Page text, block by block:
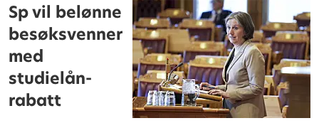
Sp vil belønne
besøksvenner
med
studielån-
rabatt